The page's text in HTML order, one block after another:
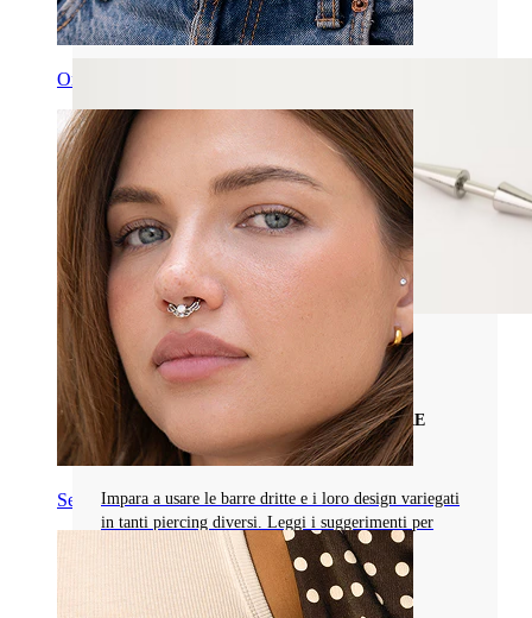
Ombelico
Septum
Leggi di più
Tipi di Gioielli da Piercing
LA TUA GUIDA COMPLETA ALLE BARRE
DRITTE DA PIERCING
Impara a usare le barre dritte e i loro design variegati
in tanti piercing diversi. Leggi i suggerimenti per
trovare il gioiello perfetto!
Leggi di più